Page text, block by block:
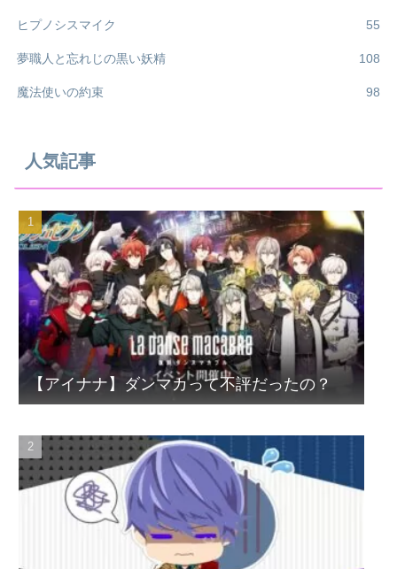
ヒプノシスマイク 55
夢職人と忘れじの黒い妖精 108
魔法使いの約束 98
人気記事
【アイナナ】ダンマカって不評だったの？